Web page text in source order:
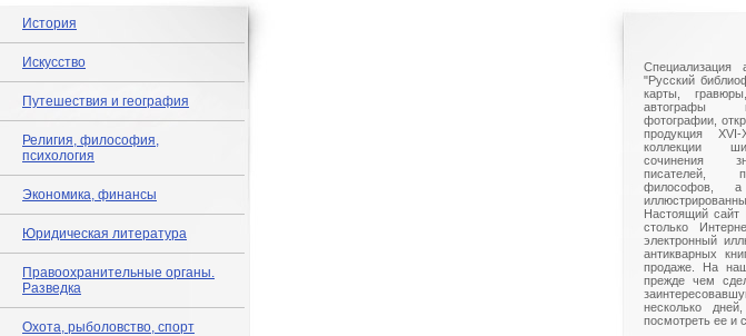
История
Искусство
Путешествия и география
Религия, философия,
психология
Экономика, финансы
Юридическая литература
Правоохранительные органы.
Разведка
Охота, рыболовство, спорт
Специализация
"Русский
карты,
автографы
фотографии,
продукция
коллекции
сочинения
писателей,
философов,
Настоящий сайт
столько
электронный
антикварных
продаже. На
прежде чем
несколько
посмотреть ее и